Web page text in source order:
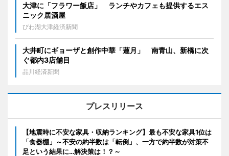
大津に「フラワー飯店」 ランチやカフェも提供するエス
ニック居酒屋
びわ湖大津経済新聞
大井町にギョーザと創作中華「蓮月」 南青山、新橋に次
ぐ都内3店舗目
品川経済新聞
プレスリリース
【地震時に不安な家具・収納ランキング】最も不安な家具1位は
「食器棚」～不安の約半数は「転倒」、一方で約半数が対策不
足という結果に…解決策は！？～